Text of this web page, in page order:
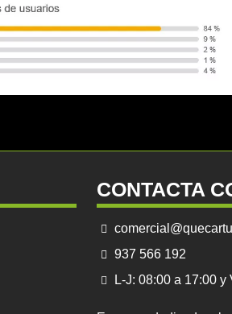
CONTACTA
937 566 192
L-J: 08:00 a 17:00